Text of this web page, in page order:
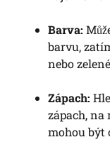
Barva:
barvu,
nebo
Zápach:
zápach,
mohou být